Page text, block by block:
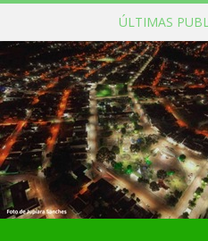
ÚLTIMAS